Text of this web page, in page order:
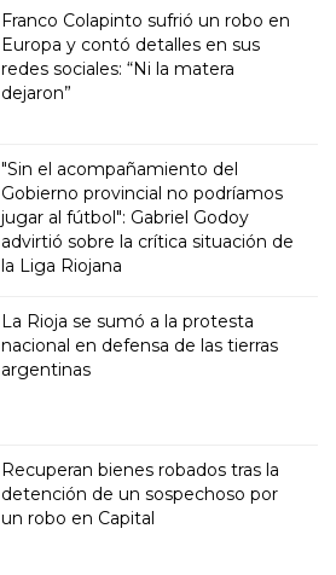
Franco Colapinto sufrió un robo en
Europa y contó detalles en sus
redes sociales: “Ni la matera
dejaron”
"Sin el acompañamiento del
Gobierno provincial no podríamos
jugar al fútbol": Gabriel Godoy
advirtió sobre la crítica situación de
la Liga Riojana
La Rioja se sumó a la protesta
nacional en defensa de las tierras
argentinas
Recuperan bienes robados tras la
detención de un sospechoso por
un robo en Capital